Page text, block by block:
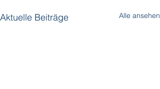
Aktuelle Beiträge Alle ansehen